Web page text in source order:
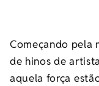
Começando pela
de hinos de
aquela força